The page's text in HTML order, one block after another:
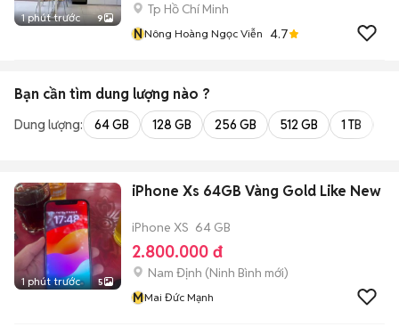
1 phút trước 9
Tp Hồ Chí Minh
NNông Hoàng Ngọc Viễn 4.7
Bạn cần tìm dung lượng nào ?
Dung lượng: 64 GB 128 GB 256 GB 512 GB 1 TB
1 phút trước 5
iPhone Xs 64GB Vàng Gold Like New
iPhone XS 64 GB
2.800.000 đ
Nam Định (Ninh Bình mới)
MMai Đức Mạnh